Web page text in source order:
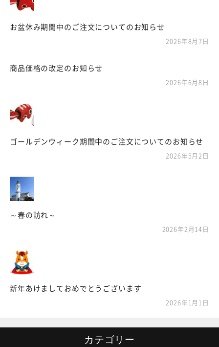
お盆休み期間中のご注文についてのお知らせ
2026年8月7日
商品価格の改定のお知らせ
2026年6月8日
ゴールデンウィーク期間中のご注文についてのお知らせ
2026年5月2日
～春の訪れ～
2026年2月14日
新年あけましておめでとうございます
2026年1月1日
カテゴリー